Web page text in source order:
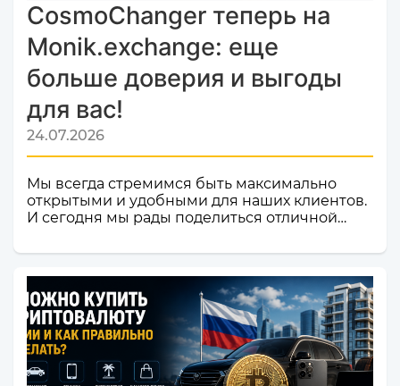
CosmoChanger теперь на
Monik.exchange: еще
больше доверия и выгоды
для вас!
24.07.2026
Мы всегда стремимся быть максимально
открытыми и удобными для наших клиентов.
И сегодня мы рады поделиться отличной
валют и криптовалют CosmoChanger
официально добавлен в листинг
мониторинга обменников
Monik.exchange.Что это значит для вас?
Только плюсы! Мы делаем всё, чтобы каждый
ваш обмен был быстрым, безопасным и
комфортным.Почему это важное событие?